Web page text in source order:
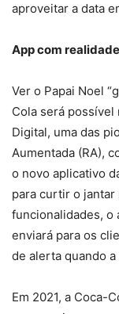
aproveitar a data
App com
Ver o Papai Noel
Cola será possível
Digital, uma das
Aumentada (RA),
o novo aplicativo
para curtir o jantar
funcionalidades, o
enviará para os
de alerta quando
Em 2021, a Coca-